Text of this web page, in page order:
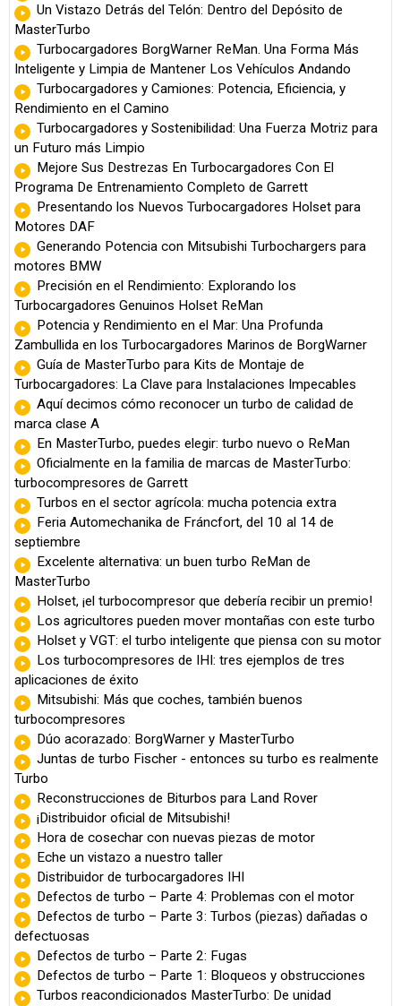
Un Vistazo Detrás del Telón: Dentro del Depósito de
MasterTurbo
Turbocargadores BorgWarner ReMan. Una Forma Más
Inteligente y Limpia de Mantener Los Vehículos Andando
Turbocargadores y Camiones: Potencia, Eficiencia, y
Rendimiento en el Camino
Turbocargadores y Sostenibilidad: Una Fuerza Motriz para
un Futuro más Limpio
Mejore Sus Destrezas En Turbocargadores Con El
Programa De Entrenamiento Completo de Garrett
Presentando los Nuevos Turbocargadores Holset para
Motores DAF
Generando Potencia con Mitsubishi Turbochargers para
motores BMW
Precisión en el Rendimiento: Explorando los
Turbocargadores Genuinos Holset ReMan
Potencia y Rendimiento en el Mar: Una Profunda
Zambullida en los Turbocargadores Marinos de BorgWarner
Guía de MasterTurbo para Kits de Montaje de
Turbocargadores: La Clave para Instalaciones Impecables
Aquí decimos cómo reconocer un turbo de calidad de
marca clase A
En MasterTurbo, puedes elegir: turbo nuevo o ReMan
Oficialmente en la familia de marcas de MasterTurbo:
turbocompresores de Garrett
Turbos en el sector agrícola: mucha potencia extra
Feria Automechanika de Fráncfort, del 10 al 14 de
septiembre
Excelente alternativa: un buen turbo ReMan de
MasterTurbo
Holset, ¡el turbocompresor que debería recibir un premio!
Los agricultores pueden mover montañas con este turbo
Holset y VGT: el turbo inteligente que piensa con su motor
Los turbocompresores de IHI: tres ejemplos de tres
aplicaciones de éxito
Mitsubishi: Más que coches, también buenos
turbocompresores
Dúo acorazado: BorgWarner y MasterTurbo
Juntas de turbo Fischer - entonces su turbo es realmente
Turbo
Reconstrucciones de Biturbos para Land Rover
¡Distribuidor oficial de Mitsubishi!
Hora de cosechar con nuevas piezas de motor
Eche un vistazo a nuestro taller
Distribuidor de turbocargadores IHI
Defectos de turbo – Parte 4: Problemas con el motor
Defectos de turbo – Parte 3: Turbos (piezas) dañadas o
defectuosas
Defectos de turbo – Parte 2: Fugas
Defectos de turbo – Parte 1: Bloqueos y obstrucciones
Turbos reacondicionados MasterTurbo: De unidad